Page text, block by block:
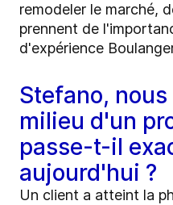
remodeler le marché,
prennent de
d'expérience
Stefano,
milieu d'un
passe-t-il
aujourd'hui ?
Un client a atteint la